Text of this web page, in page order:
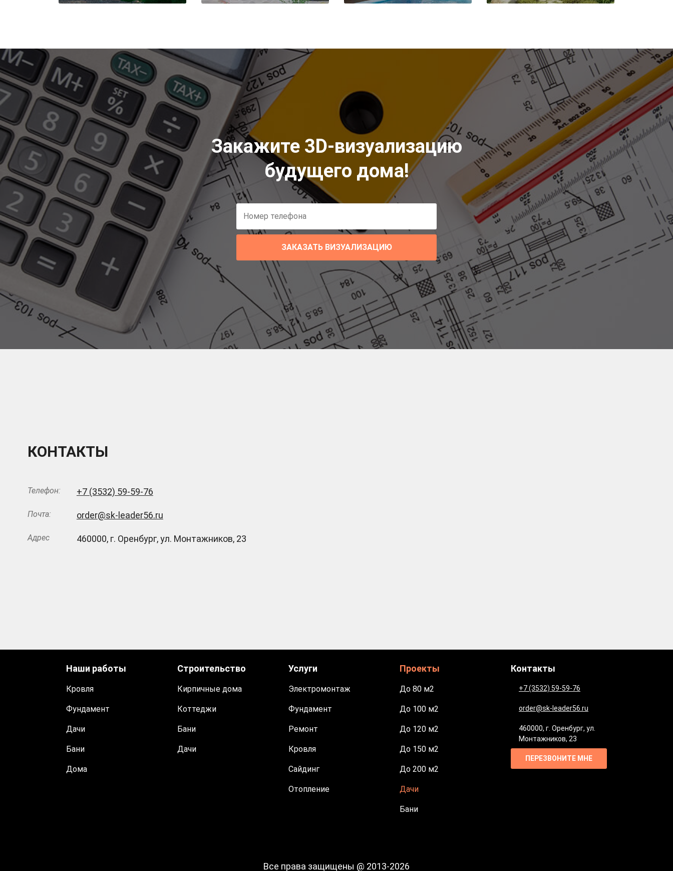
Закажите 3D-визуализацию
будущего дома!
ЗАКАЗАТЬ ВИЗУАЛИЗАЦИЮ
КОНТАКТЫ
Телефон: +7 (3532) 59-59-76
Почта: order@sk-leader56.ru
Адрес 460000, г. Оренбург,ул. Монтажников, 23
Наши работы
Кровля
Фундамент
Дачи
Бани
Дома
Строительство
Кирпичные дома
Коттеджи
Бани
Дачи
Услуги
Электромонтаж
Фундамент
Ремонт
Кровля
Сайдинг
Отопление
Проекты
До 80 м2
До 100 м2
До 120 м2
До 150 м2
До 200 м2
Дачи
Бани
Контакты
+7 (3532) 59-59-76
order@sk-leader56.ru
460000, г. Оренбург, ул.
Монтажников, 23
ПЕРЕЗВОНИТЕ МНЕ
Все права защищены @ 2013-2026